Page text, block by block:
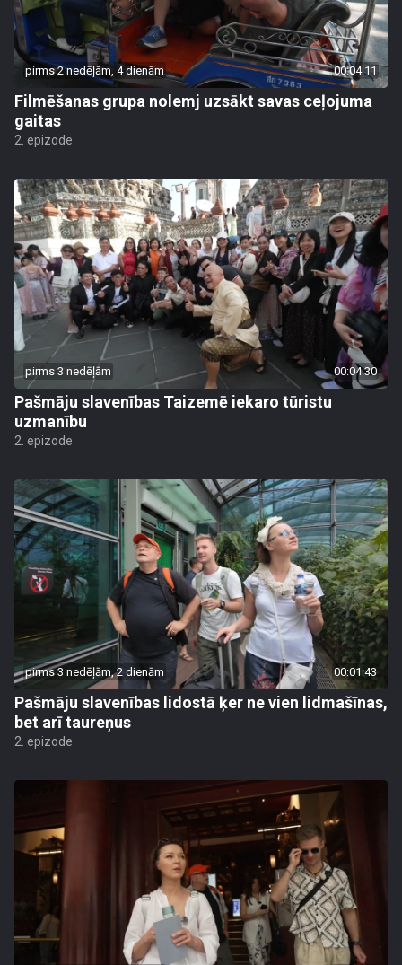
pirms 2 nedēļām, 4 dienām 00:04:11
Filmēšanas grupa nolemj uzsākt savas ceļojuma
gaitas
2. epizode
pirms 3 nedēļām 00:04:30
Pašmāju slavenības Taizemē iekaro tūristu
uzmanību
2. epizode
pirms 3 nedēļām, 2 dienām 00:01:43
Pašmāju slavenības lidostā ķer ne vien lidmašīnas,
bet arī taureņus
2. epizode